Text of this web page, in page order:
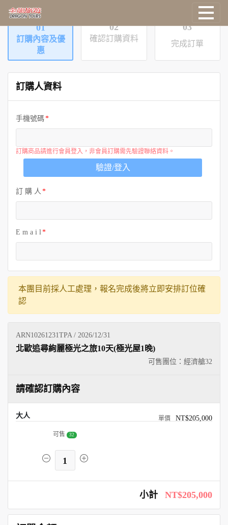
國外旅遊
主題旅遊
郵輪旅遊
台灣旅遊
01
訂購內容及優
惠
02
確認訂購資料
03
完成訂單
訂購人資料
手機號碼
訂購商品請進行會員登入，非會員訂購需先驗證聯絡資料。
驗證/登入
訂 購 人
E m a i l
本團目前採人工處理，報名完成後將立即安排訂位確
認
ARN10261231TPA / 2026/12/31
可售團位：經濟艙32
北歐追尋絢麗極光之旅10天(極光屋1晚)
請確認訂購內容
大人 NT$205,000
可售 32
1
小計 NT$205,000